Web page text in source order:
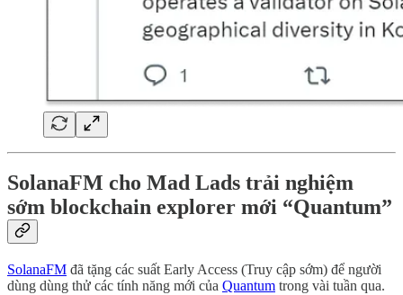
SolanaFM cho Mad Lads trải nghiệm
sớm blockchain explorer mới “Quantum”
SolanaFM đã tặng các suất Early Access (Truy cập sớm) để người
dùng dùng thử các tính năng mới của Quantum trong vài tuần qua.